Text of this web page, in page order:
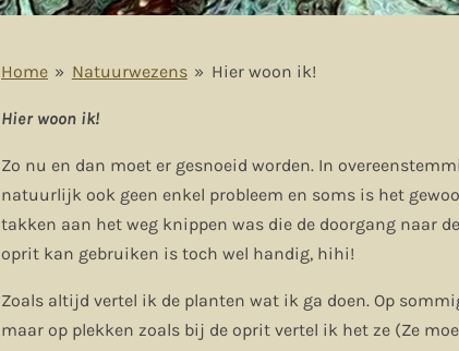
Home » Natuurwezens » Hier woon ik!
Hier woon ik!
Zo nu en dan moet er gesnoeid worden. In
natuurlijk ook geen enkel probleem en soms is het
takken aan het weg knippen was die de doorgang naar
oprit kan gebruiken is toch wel handig, hihi!
Zoals altijd vertel ik de planten wat ik ga doen. Op
maar op plekken zoals bij de oprit vertel ik het ze (Ze